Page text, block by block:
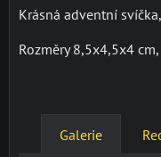
Krásná adventní
Rozměry 8,5x4,5x4
Galerie